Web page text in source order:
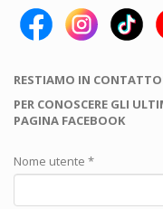
RESTIAMO IN
PER CONOSCERE GLI
PAGINA FACEBOOK
Nome utente *